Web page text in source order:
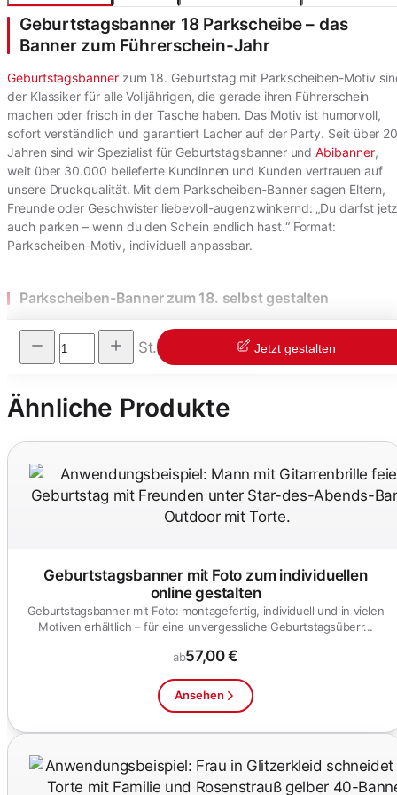
Geburtstagsbanner 18 Parkscheibe – das
Banner zum Führerschein-Jahr
Geburtstagsbannerzum 18. Geburtstag mit Parkscheiben-Motiv
der Klassiker für alle Volljährigen, die gerade ihren Führerschein
machen oder frisch in der Tasche haben. Das Motiv ist humorvoll,
sofort verständlich und garantiert Lacher auf der Party. Seit über
Jahren sind wir Spezialist für Geburtstagsbanner undAbibanner,
weit über 30.000 belieferte Kundinnen und Kunden vertrauen auf
unsere Druckqualität. Mit dem Parkscheiben-Banner sagen Eltern,
Freunde oder Geschwister liebevoll-augenzwinkernd: „Du darfst
auch parken – wenn du den Schein endlich hast.“ Format:
Parkscheiben-Motiv, individuell anpassbar.
Parkscheiben-Banner zum 18. selbst gestalten
Mehr anzeigen ▼
Ähnliche Produkte
Geburtstagsbanner mit Foto zum individuellen
online gestalten
Geburtstagsbanner mit Foto: montagefertig, individuell und in vielen
Motiven erhältlich – für eine unvergessliche Geburtstagsüberr...
ab57,00 €
Ansehen
St. Jetzt gestalten